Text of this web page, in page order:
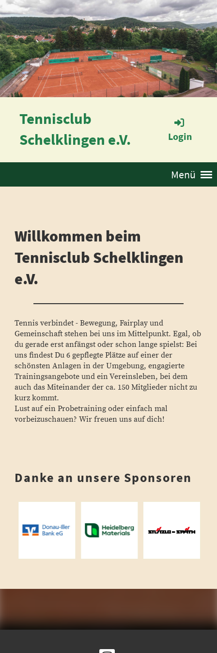
Tennisclub
Schelklingen e.V.
Login
Menü
Willkommen beim
Tennisclub Schelklingen
e.V.
Tennis verbindet - Bewegung, Fairplay und
Gemeinschaft stehen bei uns im Mittelpunkt. Egal, ob
du gerade erst anfängst oder schon lange spielst: Bei
uns findest Du 6 gepflegte Plätze auf einer der
schönsten Anlagen in der Umgebung, engagierte
Trainingsangebote und ein Vereinsleben, bei dem
auch das Miteinander der ca. 150 Mitglieder nicht zu
kurz kommt.
Lust auf ein Probetraining oder einfach mal
vorbeizuschauen? Wir freuen uns auf dich!
Danke an unsere Sponsoren